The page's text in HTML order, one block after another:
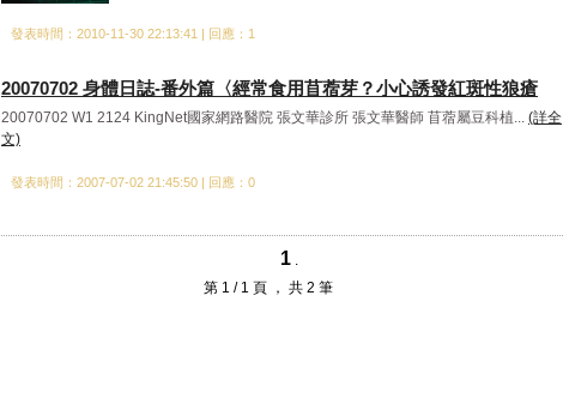
發表時間：2010-11-30 22:13:41 | 回應：1
20070702 身體日誌-番外篇〈經常食用苜蓿芽？小心誘發紅斑性狼瘡
20070702 W1 2124 KingNet國家網路醫院 張文華診所 張文華醫師 苜蓿屬豆科植... (詳全
文)
發表時間：2007-07-02 21:45:50 | 回應：0
1 .
第 1 / 1 頁 ， 共 2 筆